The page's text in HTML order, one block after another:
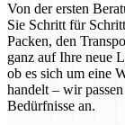
Von der ersten
Sie Schritt für
Packen, den
ganz auf Ihre neue
ob es sich um eine
handelt – wir
Bedürfnisse an.